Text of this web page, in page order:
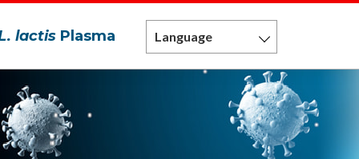
tế bào miễn dịch
lactis Plasma
ngành và
khai
chuyên ngành
Language